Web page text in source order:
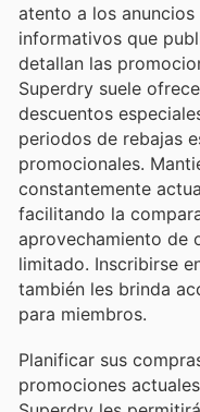
atento a los
informativos que
detallan las
Superdry suele
descuentos
periodos de rebajas
promocionales.
constantemente
facilitando la
aprovechamiento de
limitado. Inscribirse
también les brinda
para miembros.
Planificar sus
promociones